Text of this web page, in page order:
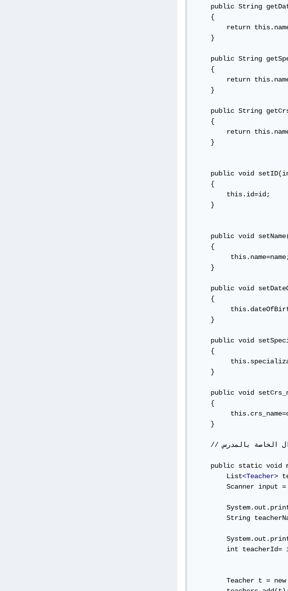
public String
    {
return
    }
public String
    {
return
    }
public String
    {
return
    }
public void
    {
        this.id=id;
    }
public void
    {
    }
public void
    {
    }
public void
    {
    }
public void
    {
    }
    // انتهت الدوال الخاصة بالمدرس
public static void
        List
<Teacher>
Scanner input
String
int teacherId=
Teacher t =